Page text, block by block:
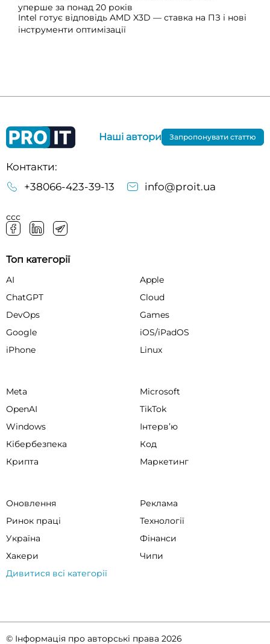
уперше за понад 20 років
Intel готує відповідь AMD X3D — ставка на ПЗ і нові
інструменти оптимізації
Контакти:
+38066-423-39-13
info@proit.ua
ссс
Наші автори Запропонувати статтю
Топ категорії
AI
Apple
ChatGPT
Cloud
DevOps
Games
Google
iOS/iPadOS
iPhone
Linux
Meta
Microsoft
OpenAI
TikTok
Windows
Інтервʼю
Кібербезпека
Код
Крипта
Маркетинг
Оновлення
Реклама
Ринок праці
Технології
Україна
Фінанси
Хакери
Чипи
Дивитися всі категорії
© Інформація про авторські права 2026